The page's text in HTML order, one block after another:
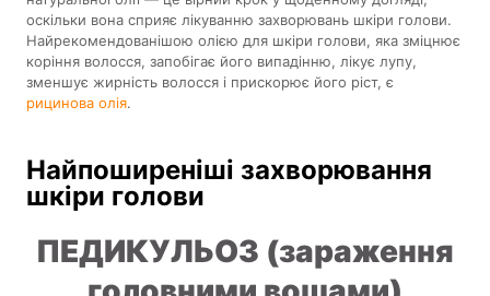
оскільки вона сприяє лікуванню захворювань шкіри голови.
Найрекомендованішою олією для шкіри голови, яка зміцнює
коріння волосся, запобігає його випадінню, лікує лупу,
зменшує жирність волосся і прискорює його ріст, є
рицинова олія.
Найпоширеніші захворювання
шкіри голови
ПЕДИКУЛЬОЗ (зараження